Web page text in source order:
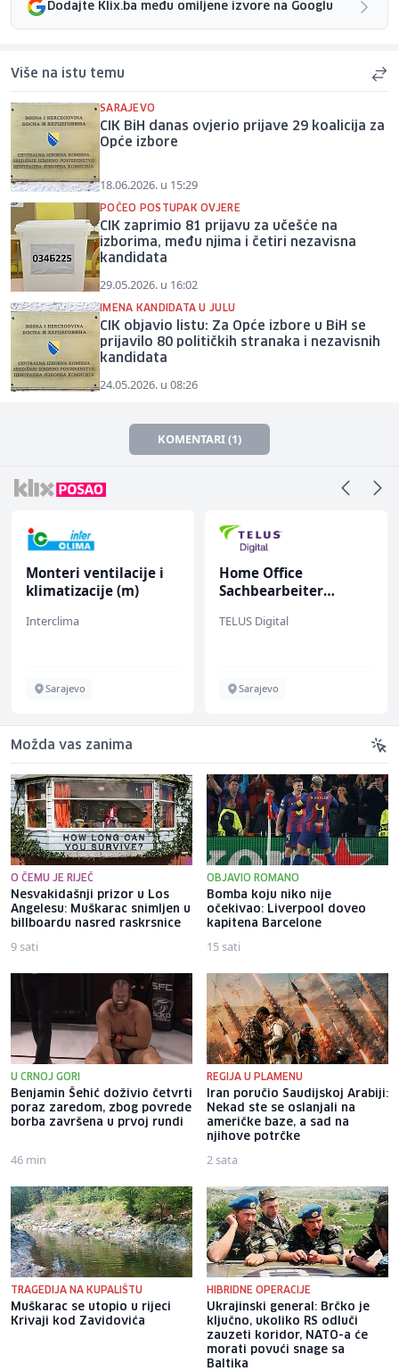
Dodajte Klix.ba među omiljene izvore na Googlu
Više na istu temu
SARAJEVO
CIK BiH danas ovjerio prijave 29 koalicija za
Opće izbore
18.06.2026. u 15:29
POČEO POSTUPAK OVJERE
CIK zaprimio 81 prijavu za učešće na
izborima, među njima i četiri nezavisna
kandidata
29.05.2026. u 16:02
IMENA KANDIDATA U JULU
CIK objavio listu: Za Opće izbore u BiH se
prijavilo 80 političkih stranaka i nezavisnih
kandidata
24.05.2026. u 08:26
KOMENTARI (1)
Monteri ventilacije i
klimatizacije (m)
Interclima
Sarajevo
Home Office
Sachbearbeiter
bekannten deutschen
TELUS Digital
Sarajevo
Možda vas zanima
O ČEMU JE RIJEČ
Nesvakidašnji prizor u Los
Angelesu: Muškarac snimljen u
billboardu nasred raskrsnice
9 sati
OBJAVIO ROMANO
Bomba koju niko nije
očekivao: Liverpool doveo
kapitena Barcelone
15 sati
U CRNOJ GORI
Benjamin Šehić doživio četvrti
poraz zaredom, zbog povrede
borba završena u prvoj rundi
46 min
REGIJA U PLAMENU
Iran poručio Saudijskoj Arabiji:
Nekad ste se oslanjali na
američke baze, a sad na
njihove potrčke
2 sata
TRAGEDIJA NA KUPALIŠTU
Muškarac se utopio u rijeci
Krivaji kod Zavidovića
HIBRIDNE OPERACIJE
Ukrajinski general: Brčko je
ključno, ukoliko RS odluči
zauzeti koridor, NATO-a će
morati povući snage sa
Baltika